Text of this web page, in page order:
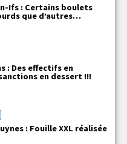
Ifs : Certains boulets
que d’autres…
: Des effectifs en
en dessert !!!
: Fouille XXL réalisée